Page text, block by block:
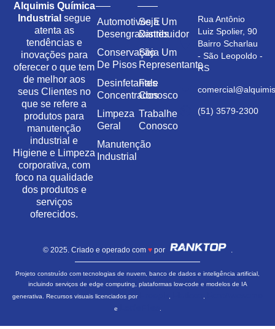
Alquimis Química
Industrial segue
atenta as
tendências e
inovações para
oferecer o que tem
de melhor aos
seus Clientes no
que se refere a
produtos para
manutenção
industrial e
Higiene e Limpeza
corporativa, com
foco na qualidade
dos produtos e
serviços
oferecidos.
Automotivos E
Desengraxantes
Conservação
De Pisos
Desinfetantes
Concentrados
Limpeza
Geral
Manutenção
Industrial
Seja Um
Distribuidor
Seja Um
Representante
Fale
Conosco
Trabalhe
Conosco
Rua Antônio
Luiz Spolier, 90
Bairro Scharlau
- São Leopoldo -
RS
(51) 3579-2300
© 2025. Criado e operado com ♥por .
Projeto construído com tecnologias de nuvem, banco de dados e inteligência artificial,
incluindo serviços de edge computing, plataformas low-code e modelos de IA
generativa. Recursos visuais licenciados por
e